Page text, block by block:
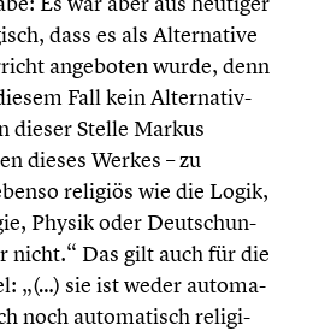
dass es als Alter­na­tive
angeboten wurde, denn
Fall kein Alter­na­tiv­
dieser Stelle Markus
dieses Werkes – zu
religiös wie die Logik,
Physik oder Deutsch­un­
nicht.“ Das gilt auch für die
„(…) sie ist weder automa­
noch automa­tisch religi­